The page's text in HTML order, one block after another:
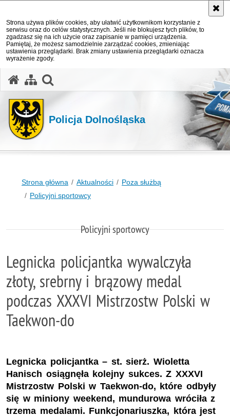
Strona używa plików cookies, aby ułatwić użytkownikom korzystanie z
serwisu oraz do celów statystycznych. Jeśli nie blokujesz tych plików, to
zgadzasz się na ich użycie oraz zapisanie w pamięci urządzenia.
Pamiętaj, że możesz samodzielnie zarządzać cookies, zmieniając
ustawienia przeglądarki. Brak zmiany ustawienia przeglądarki oznacza
wyrażenie zgody.
Policja Dolnośląska
Strona główna Aktualności
Poza służbą
Policyjni sportowcy
Policyjni sportowcy
Legnicka policjantka wywalczyła
złoty, srebrny i brązowy medal
podczas XXXVI Mistrzostw Polski w
Taekwon-do
Legnicka policjantka – st. sierż. Wioletta
Hanisch osiągnęła kolejny sukces. Z XXXVI
Mistrzostw Polski w Taekwon-do, które odbyły
się w miniony weekend, mundurowa wróciła z
trzema medalami. Funkcjonariuszka, która jest